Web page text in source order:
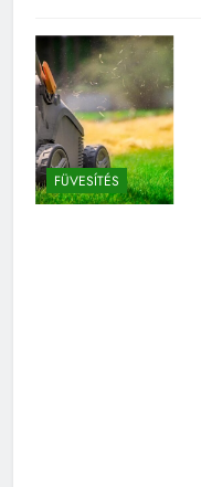
FÜVESÍTÉS